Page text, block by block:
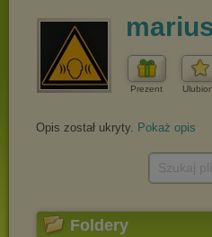
Prezent
Opis został ukryty. Pokaż opis
Foldery